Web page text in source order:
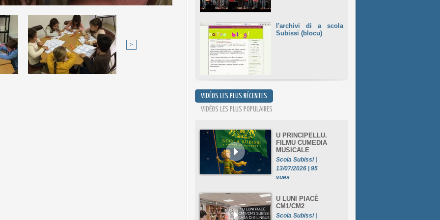
>
l'archivi di a scola
Subissi (blocu)
VIDÉOS LES PLUS RÉCENTES
VIDÉOS LES PLUS POPULAIRES
U PRINCIPELLU.
FILMU CUMEDIA
MUSICALE
Scola Subissi |
13/07/2026 | 95
vues
U LUNI PIACÈ
CM1/CM2
Scola Subissi |